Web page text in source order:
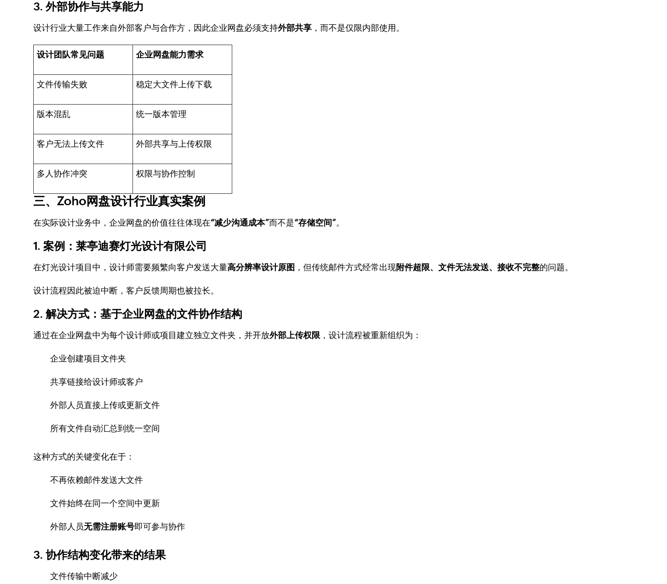
3. 外部协作与共享能力
设计行业大量工作来自外部客户与合作方，因此企业网盘必须支持外部共享 ，而不是仅限内部使用。
设计团队常见问题 企业网盘能力需求
文件传输失败 稳定大文件上传下载
版本混乱 统一版本管理
客户无法上传文件 外部共享与上传权限
多人协作冲突 权限与协作控制
三、Zoho网盘设计行业真实案例
在实际设计业务中，企业网盘的价值往往体现在“减少沟通成本”而不是“存储空间”。
1. 案例：莱亭迪赛灯光设计有限公司
在灯光设计项目中，设计师需要频繁向客户发送大量高分辨率设计原图 ，但传统邮件方式经常出现附件超限、文件无法发送、接收不完整的问题。
设计流程因此被迫中断，客户反馈周期也被拉长。
2. 解决方式：基于企业网盘的文件协作结构
通过在企业网盘中为每个设计师或项目建立独立文件夹，并开放外部上传权限 ，设计流程被重新组织为：
企业创建项目文件夹
共享链接给设计师或客户
外部人员直接上传或更新文件
所有文件自动汇总到统一空间
这种方式的关键变化在于：
不再依赖邮件发送大文件
文件始终在同一个空间中更新
外部人员无需注册账号即可参与协作
3. 协作结构变化带来的结果
文件传输中断减少